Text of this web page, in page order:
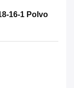
16-1 Polvo